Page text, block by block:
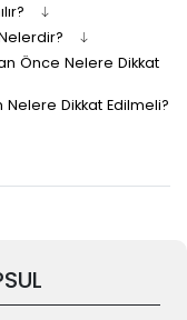
Nelerdir?
Önce Nelere Dikkat
Nelere Dikkat Edilmeli?